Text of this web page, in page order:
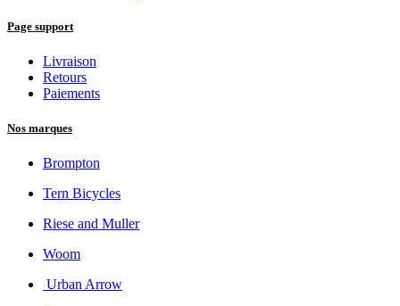
Page support
Livraison
Retours
Paiements
Nos marques
Brompton
Tern Bicycles
Riese and Muller
Woom
Urban Arrow